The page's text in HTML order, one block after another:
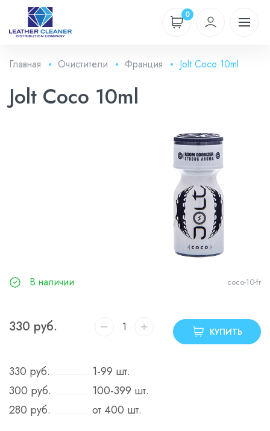
0
Главная Очистители Франция Jolt Coco 10ml
Jolt Coco 10ml
В наличии coco-10-fr
330 руб. КУПИТЬ
330 руб.
1-99 шт.
300 руб.
100-399 шт.
280 руб. от 400 шт.